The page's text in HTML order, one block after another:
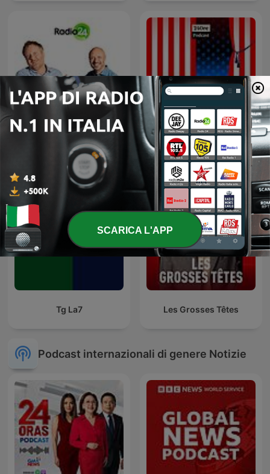
Uno, nessuno, 100Milan That's America
Tg La7 Les Grosses Têtes
Podcast internazionali di genere Notizie
SCARICA L'APP